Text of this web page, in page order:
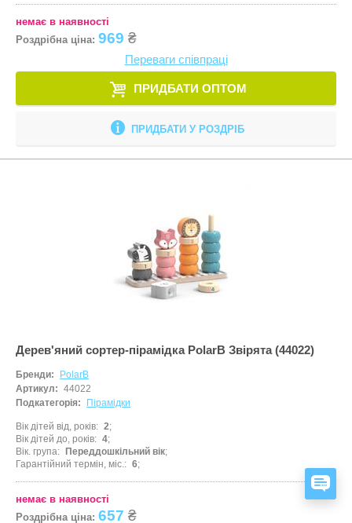
немає в наявності
Роздрібна ціна: 969 ₴
Переваги співпраці
ПРИДБАТИ ОПТОМ
ПРИДБАТИ У РОЗДРІБ
Дерев'яний сортер-пірамідка PolarB Звірята (44022)
Бренди:
PolarB
Артикул: 44022
Подкатегорія:
Пірамідки
Вік дітей від, років
2
Вік дітей до, років
4
Вік. група
Переддошкільний вік
Гарантійний термін, міс.
6
немає в наявності
Роздрібна ціна: 657 ₴